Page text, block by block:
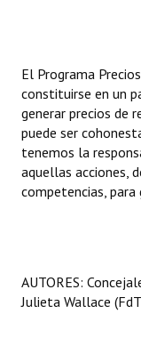
El Programa
constituirse en un
generar precios de
puede ser
tenemos la
aquellas acciones,
competencias,
AUTORES:
Julieta Wallace